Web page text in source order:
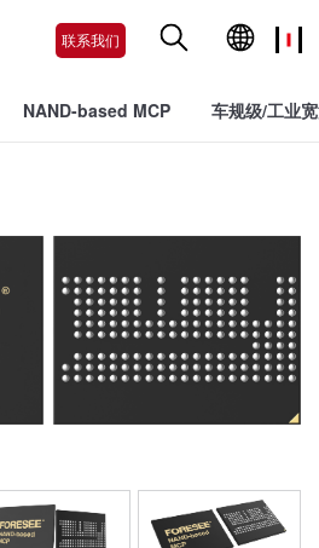
联系我们
NAND-based MCP 车规级/工业